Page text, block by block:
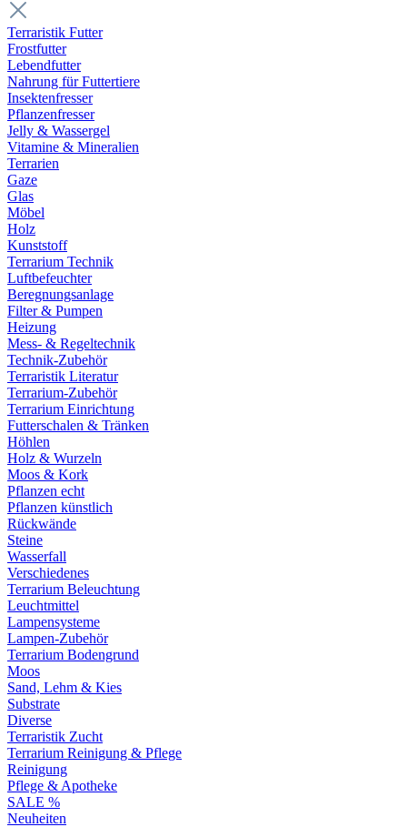
Terraristik Futter
Frostfutter
Lebendfutter
Nahrung für Futtertiere
Insektenfresser
Pflanzenfresser
Jelly & Wassergel
Vitamine & Mineralien
Terrarien
Gaze
Glas
Möbel
Holz
Kunststoff
Terrarium Technik
Luftbefeuchter
Beregnungsanlage
Filter & Pumpen
Heizung
Mess- & Regeltechnik
Technik-Zubehör
Terraristik Literatur
Terrarium-Zubehör
Terrarium Einrichtung
Futterschalen & Tränken
Höhlen
Holz & Wurzeln
Moos & Kork
Pflanzen echt
Pflanzen künstlich
Rückwände
Steine
Wasserfall
Verschiedenes
Terrarium Beleuchtung
Leuchtmittel
Lampensysteme
Lampen-Zubehör
Terrarium Bodengrund
Moos
Sand, Lehm & Kies
Substrate
Diverse
Terraristik Zucht
Terrarium Reinigung & Pflege
Reinigung
Pflege & Apotheke
SALE %
Neuheiten